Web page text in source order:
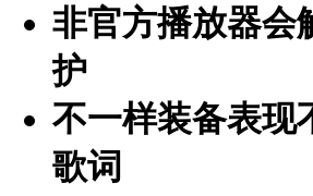
非官方播放器会
护
不一样装备表现
歌词